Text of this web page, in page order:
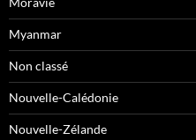
Myanmar
Non classé
Nouvelle-Calédonie
Nouvelle-Zélande